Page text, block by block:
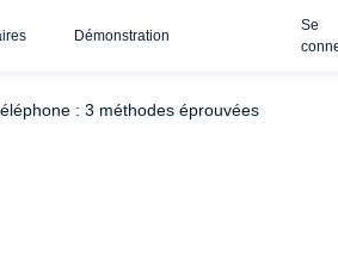
Démonstration
Se
: 3 méthodes éprouvées
de téléphone : Cocospy et SpyBubble